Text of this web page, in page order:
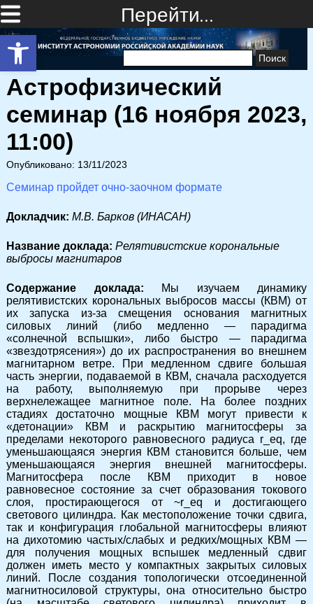
Открыть панель инструментов
Перейти…
Найти:
Астрофизический
семинар (16 ноября 2023,
11:00)
Опубликовано: 13/11/2023
Семинар пройдет очно-заочном формате
Докладчик: М.В. Барков (ИНАСАН)
Название доклада: Релятивистские корональные
выбросы магнитаров
Cодержание доклада: Мы изучаем динамику
релятивистских корональных выбросов массы (КВМ) от
их запуска из-за смещения основания магнитных
силовых линий (либо медленно — парадигма
«солнечной вспышки», либо быстро — парадигма
«звездотрясения») до их распространения во внешнем
магнитарном ветре. При медленном сдвиге большая
часть энергии, подаваемой в КВМ, сначала расходуется
на работу, выполняемую при прорыве через
верхнележащее магнитное поле. На более поздних
стадиях достаточно мощные КВМ могут привести к
«детонации» КВМ и раскрытию магнитосферы за
пределами некоторого равновесного радиуса r_eq, где
уменьшающаяся энергия КВМ становится больше, чем
уменьшающаяся энергия внешней магнитосферы.
Магнитосфера после КВМ приходит в новое
равновесное состояние за счет образования токового
слоя, простирающегося от ~r_eq и достигающего
светового цилиндра. Как местоположение точки сдвига,
так и конфигурация глобальной магнитосферы влияют
на дихотомию частых/слабых и редких/мощных КВМ —
для получения мощных вспышек медленный сдвиг
должен иметь место у компактных закрытых силовых
линий. После создания топологически отсоединенной
магнитносиловой структуры, она относительно быстро